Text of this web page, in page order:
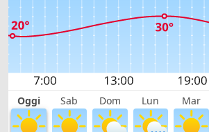
Oggi Sab Dom Lun Mar